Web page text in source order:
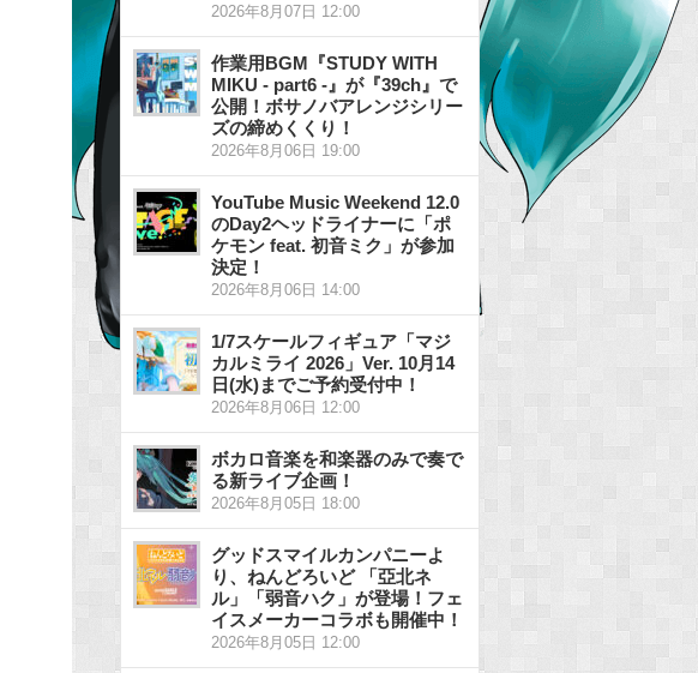
2026年8月07日 12:00
作業用BGM『STUDY WITH
MIKU - part6 -』が『39ch』で
公開！ボサノバアレンジシリー
ズの締めくくり！
2026年8月06日 19:00
YouTube Music Weekend 12.0
のDay2ヘッドライナーに「ポ
ケモン feat. 初音ミク」が参加
決定！
2026年8月06日 14:00
1/7スケールフィギュア「マジ
カルミライ 2026」Ver. 10月14
日(水)までご予約受付中！
2026年8月06日 12:00
ボカロ音楽を和楽器のみで奏で
る新ライブ企画！
2026年8月05日 18:00
グッドスマイルカンパニーよ
り、ねんどろいど 「亞北ネ
ル」「弱音ハク」が登場！フェ
イスメーカーコラボも開催中！
2026年8月05日 12:00